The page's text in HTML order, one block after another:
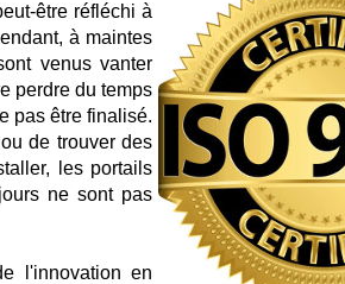
être réfléchi à
à maintes
venus vanter
perdre du temps
pas être finalisé.
de trouver des
les portails
ne sont pas
l'innovation en